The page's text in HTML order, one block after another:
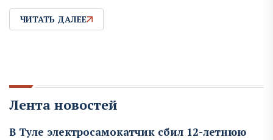
ЧИТАТЬ ДАЛЕЕ
Лента новостей
В Туле электросамокатчик сбил 12-летнюю